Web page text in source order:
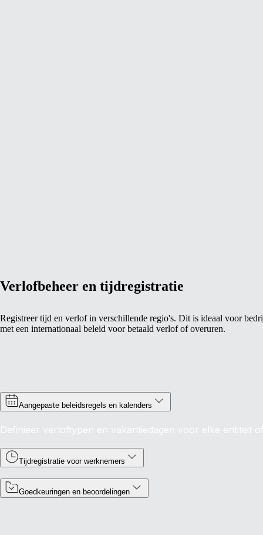
Verlofbeheer en tijdregistratie
Registreer tijd en verlof in verschillende regio's. Dit is ideaal voor
met een internationaal beleid voor betaald verlof of overuren.
Aangepaste beleidsregels en kalenders
Definieer verloftypen en vakantiedagen voor elke entiteit
Tijdregistratie voor werknemers
Goedkeuringen en beoordelingen